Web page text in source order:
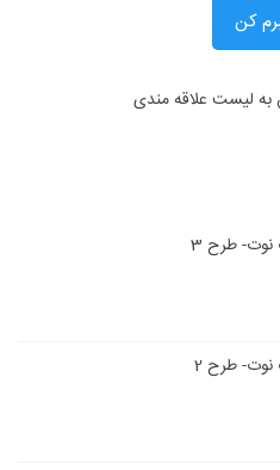
کن
به لیست علاقه مندی
طرح 3
طرح 2